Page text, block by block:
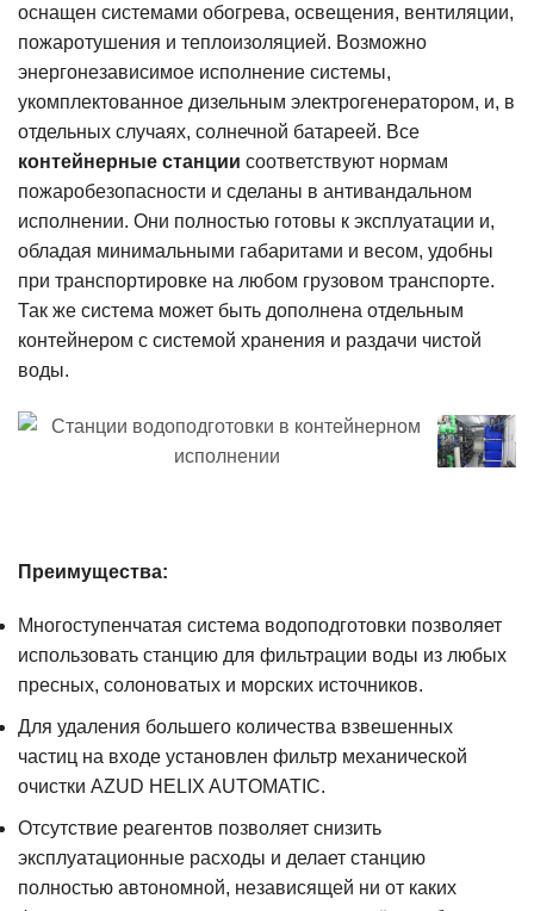
оснащен системами обогрева, освещения, вентиляции,
пожаротушения и теплоизоляцией. Возможно
энергонезависимое исполнение системы,
укомплектованное дизельным электрогенератором, и, в
отдельных случаях, солнечной батареей. Все
контейнерные станции соответствуют нормам
пожаробезопасности и сделаны в антивандальном
исполнении. Они полностью готовы к эксплуатации и,
обладая минимальными габаритами и весом, удобны
при транспортировке на любом грузовом транспорте.
Так же система может быть дополнена отдельным
контейнером с системой хранения и раздачи чистой
воды.
Преимущества:
Многоступенчатая система водоподготовки позволяет
использовать станцию для фильтрации воды из любых
пресных, солоноватых и морских источников.
Для удаления большего количества взвешенных
частиц на входе установлен фильтр механической
очистки AZUD HELIX AUTOMATIC.
Отсутствие реагентов позволяет снизить
эксплуатационные расходы и делает станцию
полностью автономной, независящей ни от каких